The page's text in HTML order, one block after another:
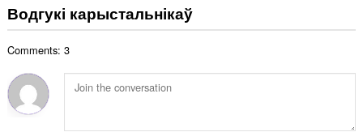
ў
:н
а
ў
Водгукі карыстальнікаў
Comments: 3